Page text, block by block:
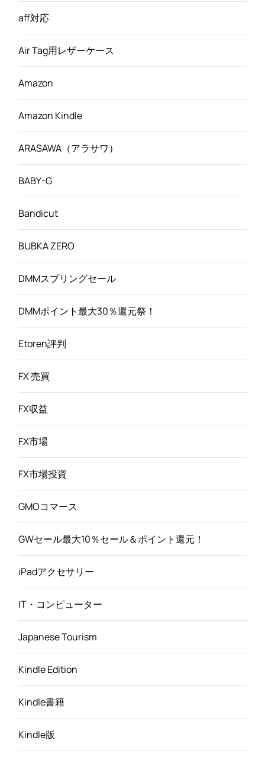
aff対応
Air Tag用レザーケース
Amazon
Amazon Kindle
ARASAWA（アラサワ）
BABY-G
Bandicut
BUBKA ZERO
DMMスプリングセール
DMMポイント最大30％還元祭！
Etoren評判
FX 売買
FX収益
FX市場
FX市場投資
GMOコマース
GWセール最大10％セール＆ポイント還元！
iPadアクセサリー
IT・コンピューター
Japanese Tourism
Kindle Edition
Kindle書籍
Kindle版